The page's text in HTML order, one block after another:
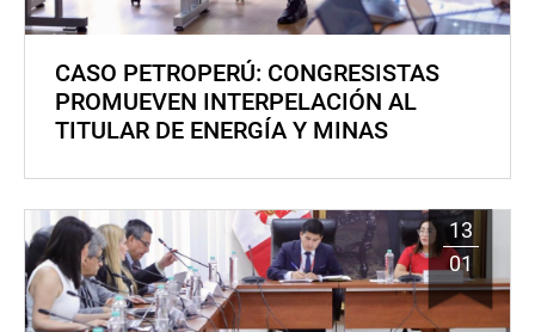
CASO PETROPERÚ: CONGRESISTAS
PROMUEVEN INTERPELACIÓN AL
TITULAR DE ENERGÍA Y MINAS
13
01